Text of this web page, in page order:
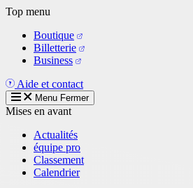
Aller
contenu
principal
Top menu
Boutique
Billetterie
Business
Aide et contact
Menu Fermer
Mises en avant
Actualités
équipe pro
Classement
Calendrier